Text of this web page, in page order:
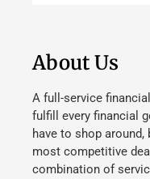
About Us
A full-service
fulfill every financial
have to shop
most competitive
combination of